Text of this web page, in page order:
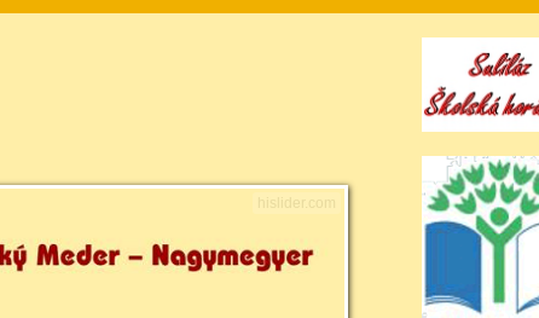
hislider.com